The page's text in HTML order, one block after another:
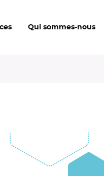
Qui sommes-nous